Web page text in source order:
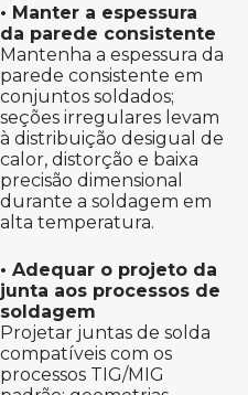
• Manter a espessura
da parede consistente
Mantenha a espessura da
parede consistente em
conjuntos soldados;
seções irregulares levam
à distribuição desigual de
calor, distorção e baixa
precisão dimensional
durante a soldagem em
alta temperatura.
• Adequar o projeto da
junta aos processos de
soldagem
Projetar juntas de solda
compatíveis com os
processos TIG/MIG